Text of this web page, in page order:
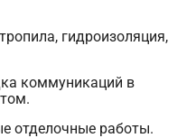
гидроизоляция,
коммуникаций в
отделочные работы.